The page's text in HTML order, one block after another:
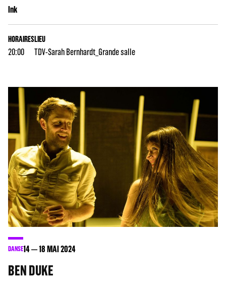
Ink
HORAIRES
20:00
LIEU
TDV-Sarah Bernhardt_Grande salle
DANSE14 18MAI 2024
BEN DUKE